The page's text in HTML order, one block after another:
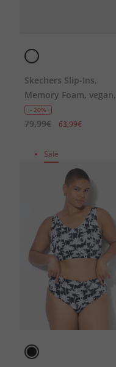
Skechers Slip-Ins,
Memory Foam, vegan,
Komfortweite
- 20%
79,99€ 63,99€
Sale